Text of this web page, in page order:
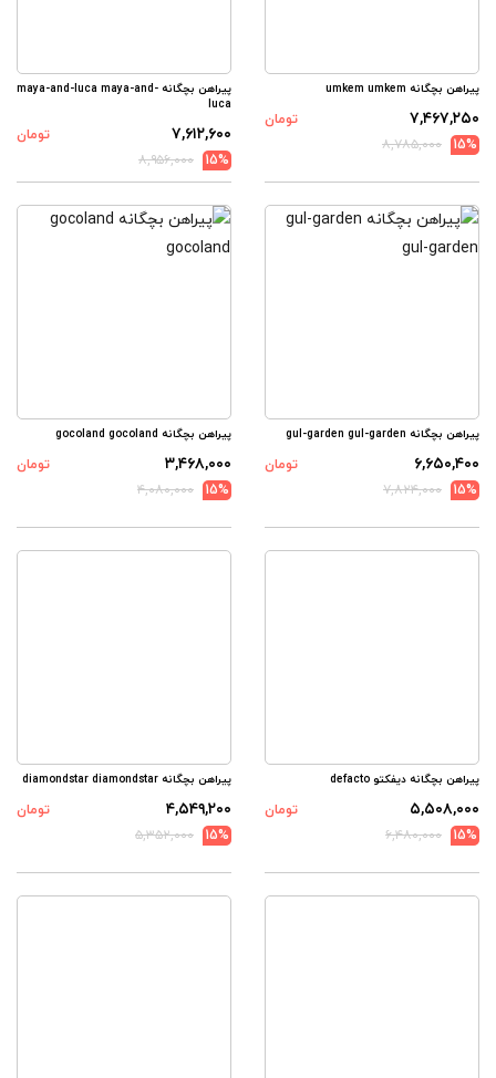
پیراهن بچگانه umkem umkem
۷,۴۶۷,۲۵۰
تومان
15%
۸,۷۸۵,۰۰۰
پیراهن بچگانه maya-and-luca maya-and-
luca
۷,۶۱۲,۶۰۰
تومان
15%
۸,۹۵۶,۰۰۰
پیراهن بچگانه gul-garden gul-garden
۶,۶۵۰,۴۰۰
تومان
15%
۷,۸۲۴,۰۰۰
پیراهن بچگانه gocoland gocoland
۳,۴۶۸,۰۰۰
تومان
15%
۴,۰۸۰,۰۰۰
پیراهن بچگانه دیفکتو defacto
۵,۵۰۸,۰۰۰
تومان
15%
۶,۴۸۰,۰۰۰
پیراهن بچگانه diamondstar diamondstar
۴,۵۴۹,۲۰۰
تومان
15%
۵,۳۵۲,۰۰۰